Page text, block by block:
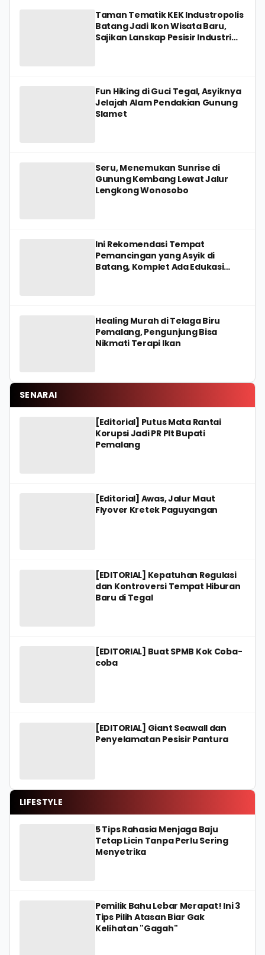
Taman Tematik KEK Industropolis
Batang Jadi Ikon Wisata Baru,
Sajikan Lanskap Pesisir Industri
Fun Hiking di Guci Tegal, Asyiknya
Jelajah Alam Pendakian Gunung
Slamet
Seru, Menemukan Sunrise di
Gunung Kembang Lewat Jalur
Lengkong Wonosobo
Ini Rekomendasi Tempat
Pemancingan yang Asyik di
Batang, Komplet Ada Edukasi
Healing Murah di Telaga Biru
Pemalang, Pengunjung Bisa
Nikmati Terapi Ikan
SENARAI
[Editorial] Putus Mata Rantai
Korupsi Jadi PR Plt Bupati
Pemalang
[Editorial] Awas, Jalur Maut
Flyover Kretek Paguyangan
[EDITORIAL] Kepatuhan Regulasi
dan Kontroversi Tempat Hiburan
Baru di Tegal
[EDITORIAL] Buat SPMB Kok Coba-
coba
[EDITORIAL] Giant Seawall dan
Penyelamatan Pesisir Pantura
LIFESTYLE
5 Tips Rahasia Menjaga Baju
Tetap Licin Tanpa Perlu Sering
Menyetrika
Pemilik Bahu Lebar Merapat! Ini 3
Tips Pilih Atasan Biar Gak
Kelihatan "Gagah"